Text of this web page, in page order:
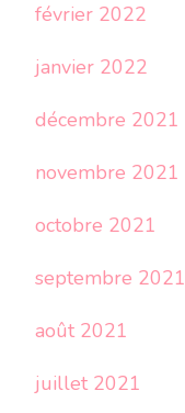
février 2022
janvier 2022
décembre 2021
novembre 2021
octobre 2021
septembre 2021
août 2021
juillet 2021